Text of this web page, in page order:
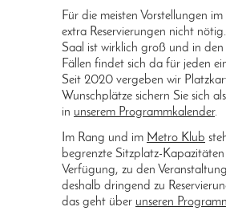
Für die meisten Vorstellungen
extra Reservierungen nicht
Saal ist wirklich groß und in den
Fällen findet sich da für jeden
Seit 2020 vergeben wir
Wunschplätze sichern Sie sich
in unserem Programmkalender.
Im Rang und im Metro Klub
begrenzte Sitzplatz-
Verfügung, zu den
deshalb dringend zu
das geht über unseren